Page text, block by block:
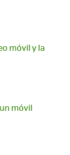
móvil y la
móvil